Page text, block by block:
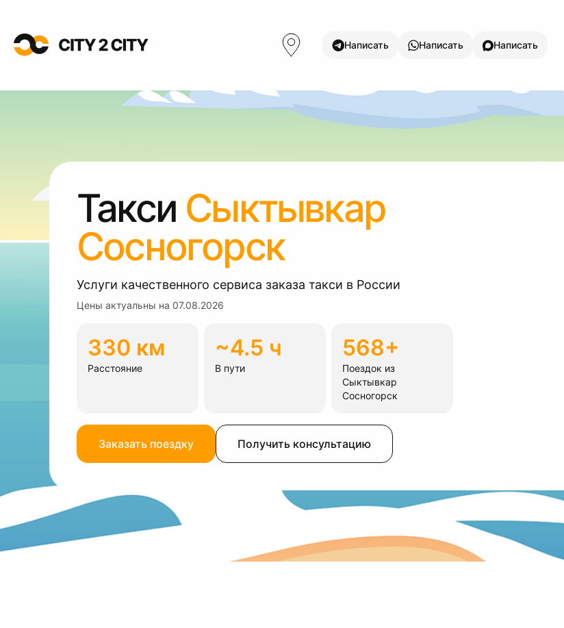
Написать Написать Написать
Такси Сыктывкар
Сосногорск
Услуги качественного сервиса заказа такси в России
Цены актуальны на 07.08.2026
330 км
Расстояние
~4.5 ч
В пути
568+
Поездок из
Сыктывкар
Сосногорск
Заказать поездку Получить консультацию